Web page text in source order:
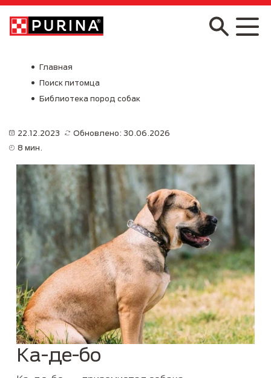
Skip to main content
Главная
Поиск питомца
Библиотека пород собак
22.12.2023
Обновлено: 30.06.2026
8 мин.
Ка-де-бо